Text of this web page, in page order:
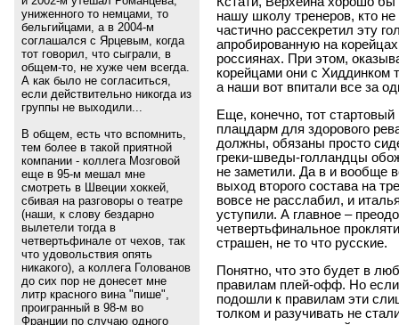
униженного то немцами, то
бельгийцами, а в 2004-м
соглашался с Ярцевым, когда
тот говорил, что сыграли, в
общем-то, не хуже чем всегда.
А как было не согласиться,
если действительно никогда из
группы не выходили...
В общем, есть что вспомнить,
тем более в такой приятной
компании - коллега Мозговой
еще в 95-м мешал мне
смотреть в Швеции хоккей,
сбивая на разговоры о театре
(наши, к слову бездарно
вылетели тогда в
четвертьфинале от чехов, так
что удовольствия опять
никакого), а коллега Голованов
до сих пор не донесет мне
литр красного вина "пише",
проигранный в 98-м во
Франции по случаю одного
нашу школу тренеров, кто не
частично рассекретил эту
апробированную на
россиянах. При этом,
корейцами они с Хиддинком
а наши вот впитали все за
Еще, конечно, тот
плацдарм для здорового
должны, обязаны просто
греки-шведы-голландцы
не заметили. Да в и вообще
выход второго состава на
вовсе не расслабил, и
уступили. А главное –
четвертьфинальное
страшен, не то что русские.
Понятно, что это будет в
правилам плей-офф. Но
подошли к правилам эти
толком и разучивать не